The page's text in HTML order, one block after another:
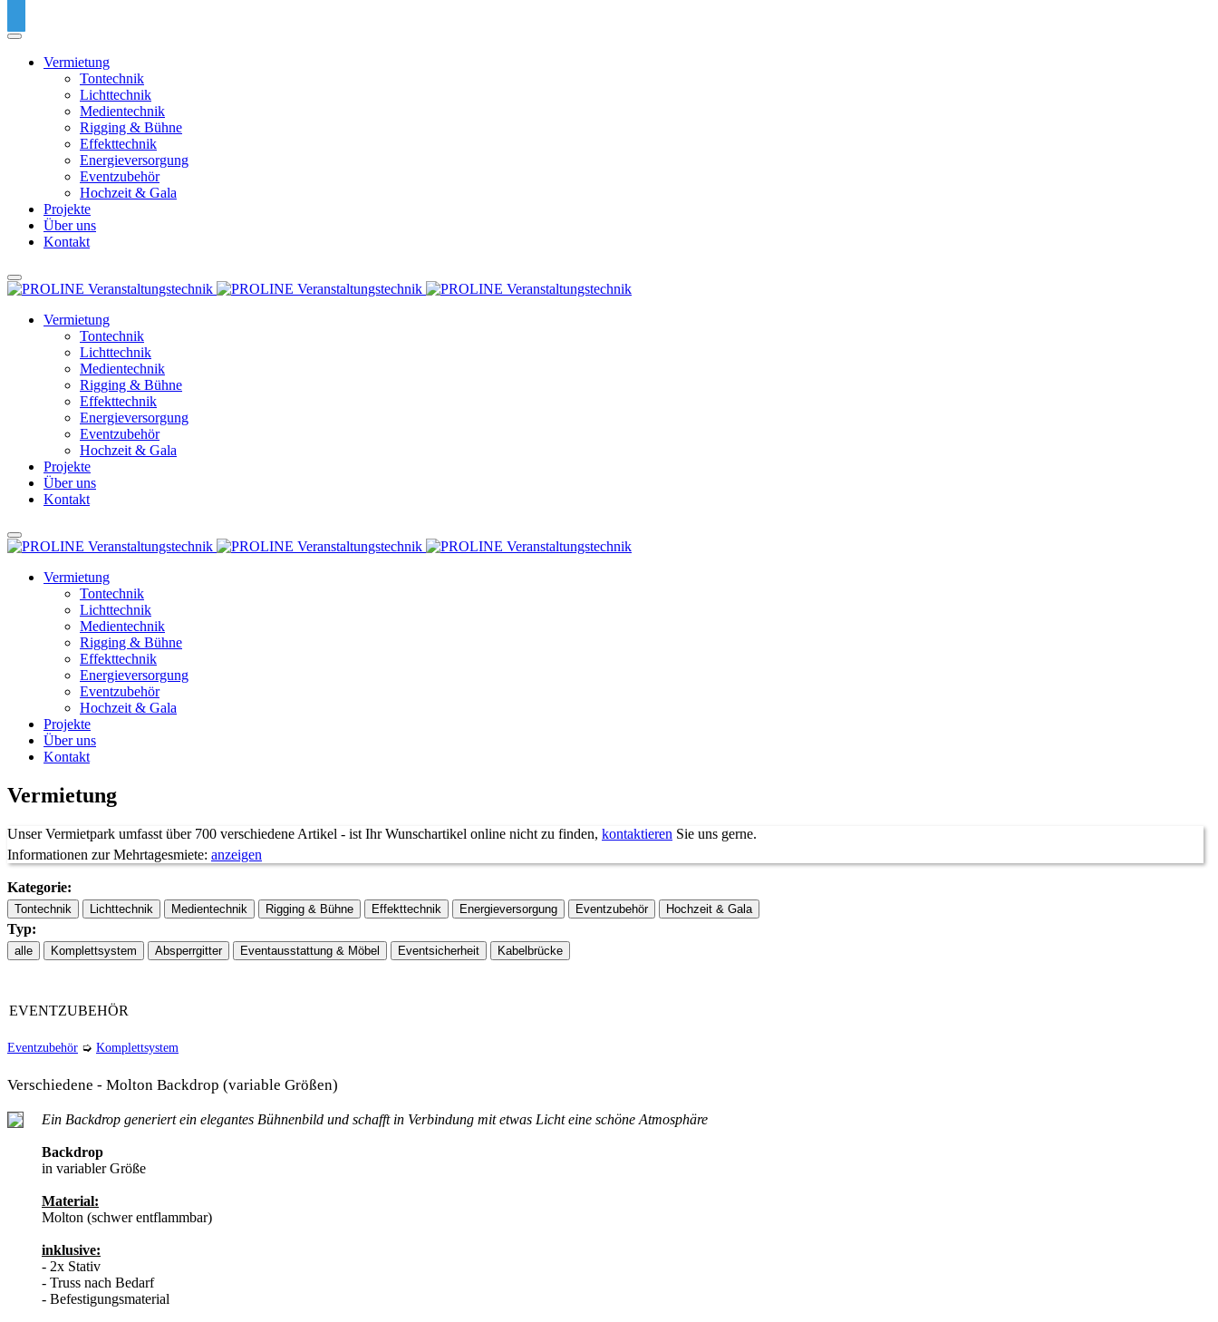
Vermietung
Tontechnik
Lichttechnik
Medientechnik
Rigging & Bühne
Effekttechnik
Energieversorgung
Eventzubehör
Hochzeit & Gala
Projekte
Über uns
Kontakt
Vermietung
Tontechnik
Lichttechnik
Medientechnik
Rigging & Bühne
Effekttechnik
Energieversorgung
Eventzubehör
Hochzeit & Gala
Projekte
Über uns
Kontakt
Vermietung
Tontechnik
Lichttechnik
Medientechnik
Rigging & Bühne
Effekttechnik
Energieversorgung
Eventzubehör
Hochzeit & Gala
Projekte
Über uns
Kontakt
Vermietung
Unser Vermietpark umfasst über 700 verschiedene Artikel - ist Ihr Wunschartikel online nicht zu finden, kontaktieren Sie uns gerne.
Informationen zur Mehrtagesmiete: anzeigen
Tage: 1 Tag 2 Tage 3 Tage 4 Tage 5 Tage 6 Tage
ab 7 Tage
Kategorie:
Typ:
EVENTZUBEHÖR
Eventzubehör ➭ Komplettsystem
Verschiedene - Molton Backdrop (variable Größen)
Ein Backdrop generiert ein elegantes Bühnenbild und schafft in Verbindung mit etwas Licht eine schöne Atmosphäre
Backdrop
in variabler Größe
Material:
Molton (schwer entflammbar)
inklusive:
- 2x Stativ
- Truss nach Bedarf
- Befestigungsmaterial